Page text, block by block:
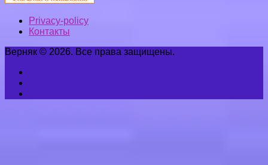
Privacy-policy
Контакты
Верняк © 2026. Все права защищены.